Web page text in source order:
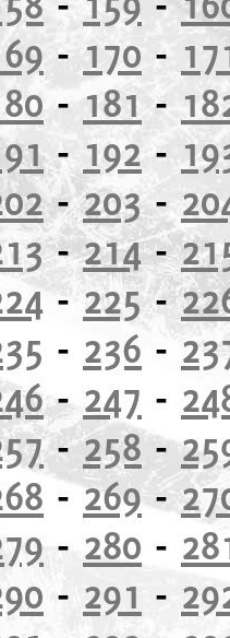
- 170 -
- 181 -
- 192-
-203-
-214-
-225-
- 236 -
- 247 -
-258-
-269-
- 280 -
- 291 -